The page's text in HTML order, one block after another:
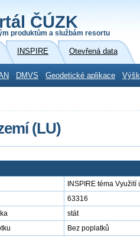
ČÚZK
produktům a službám resortu
INSPIRE Otevřená data
DMVS Geodetické aplikace
(LU)
INSPIRE téma Využití
63316
stát
Bez poplatků